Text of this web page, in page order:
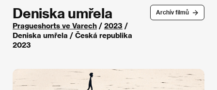
Archív filmů
Deniska umřela
Pragueshorts ve Varech / 2023 /
Deniska umřela / Česká republika
2023